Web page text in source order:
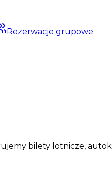
Rezerwacje grupowe
bilety lotnicze,